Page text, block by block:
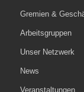
Gremien &
Arbeitsgruppen
Unser Netzwerk
News
Veranstaltungen